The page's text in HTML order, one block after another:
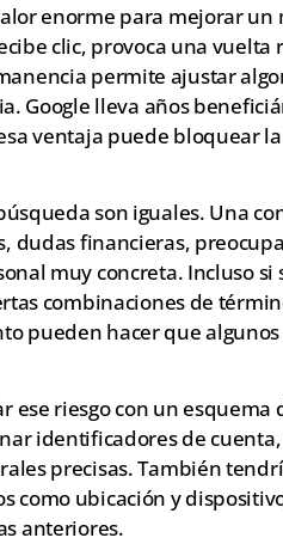
enorme para mejorar
clic, provoca una vuelta
permite ajustar
Google lleva años
ventaja puede bloquear
son iguales. Una
dudas financieras,
muy concreta. Incluso si
combinaciones de
pueden hacer que
ese riesgo con un esquema
identificadores de
precisas. También
como ubicación y
anteriores.